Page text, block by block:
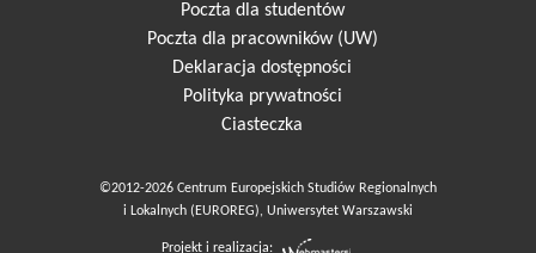
Poczta dla studentów
Poczta dla pracowników (UW)
Deklaracja dostępności
Polityka prywatności
Ciasteczka
©2012-2026 Centrum Europejskich Studiów Regionalnych
i Lokalnych (EUROREG), Uniwersytet Warszawski
Projekt i realizacja: